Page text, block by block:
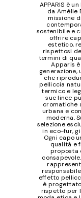
APPARIS è
da Amélie
missione
sostenibile e
offrire
estetico,
rispettosi
termini di
Apparis
che
pelliccia
termico e
sue linee
cromatiche
urbana e
moderna.
selezione
in eco-fur,
Ogni capo
qualità e
proposta
effetto
è
rispetto per